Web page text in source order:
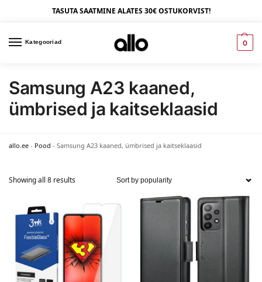
TASUTA SAATMINE ALATES 30€ OSTUKORVIST!
Kategooriad 0
Samsung A23 kaaned,
ümbrised ja kaitseklaasid
allo.ee - Pood - Samsung A23 kaaned, ümbrised ja kaitseklaasid
Showing all 8 results